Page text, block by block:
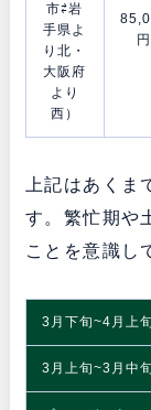
市⇄岩
手県よ
り北・
大阪府
より
西）
円
上記はあくま
す。繁忙期や
ことを意識し
3月下旬~4月上旬
3月上旬~3月中旬